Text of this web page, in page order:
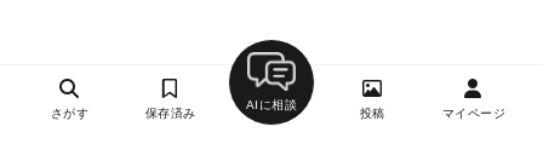
さがす 保存済み
AIに相談
投稿 マイページ